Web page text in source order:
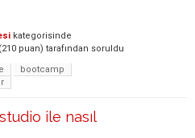
kategorisinde
(210 puan) tarafından soruldu
bootcamp
ile nasıl